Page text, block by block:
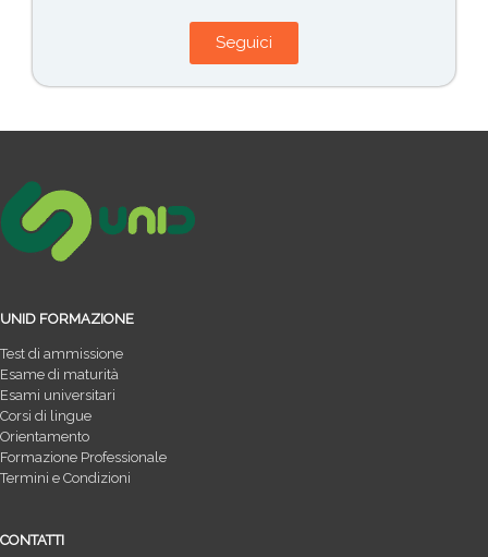
Seguici
UNID FORMAZIONE
Test di ammissione
Esame di maturità
Esami universitari
Corsi di lingue
Orientamento
Formazione Professionale
Termini e Condizioni
CONTATTI